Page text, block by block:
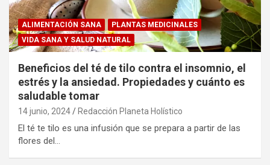
ALIMENTACIÓN SANA
PLANTAS MEDICINALES
VIDA SANA Y SALUD NATURAL
Beneficios del té de tilo contra el insomnio, el
estrés y la ansiedad. Propiedades y cuánto es
saludable tomar
14 junio, 2024 Redacción Planeta Holístico
El té te tilo es una infusión que se prepara a partir de las
flores del…